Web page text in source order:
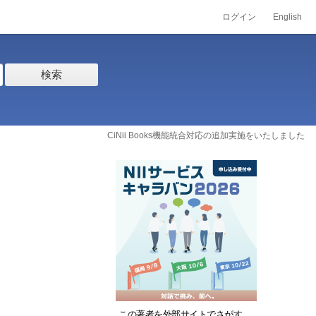
ログイン English
検索
CiNii Books機能統合対応の追加実施をいたしました